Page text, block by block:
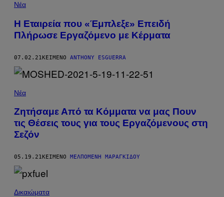
Νέα
Η Εταιρεία που «Έμπλεξε» Επειδή
Πλήρωσε Εργαζόμενο με Κέρματα
07.02.21ΚΕΊΜΕΝΟ ANTHONY ESGUERRA
Νέα
Ζητήσαμε Από τα Κόμματα να μας Πουν
τις Θέσεις τους για τους Εργαζόμενους στη
Σεζόν
05.19.21 ΚΕΊΜΕΝΟ ΜΕΛΠΟΜΈΝΗ ΜΑΡΑΓΚΊΔΟΥ
Δικαιώματα